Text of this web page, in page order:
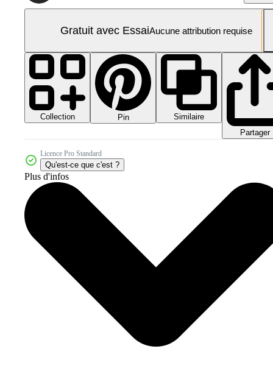
Gratuit avec EssaiAucune attribution requise
Collection Pin
Similaire
Partager
Licence Pro Standard
Qu'est-ce que c'est ?
Plus d'infos